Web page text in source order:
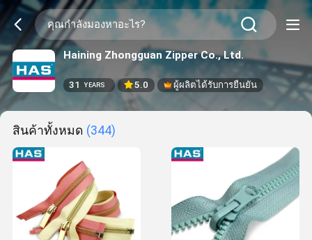
Haining Zhongguan Zipper Co., Ltd.
31 YEARS 5.0 ผู้ผลิตได้รับการยืนยัน
สินค้าทั้งหมด (344)